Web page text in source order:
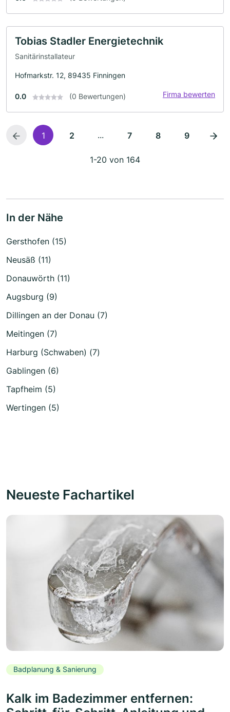
Tobias Stadler Energietechnik
Sanitärinstallateur
Hofmarkstr. 12, 89435 Finningen
0.0 (0 Bewertungen) Firma bewerten
1 2 ... 7 8 9
1-20 von 164
In der Nähe
Gersthofen (15)
Neusäß (11)
Donauwörth (11)
Augsburg (9)
Dillingen an der Donau (7)
Meitingen (7)
Harburg (Schwaben) (7)
Gablingen (6)
Tapfheim (5)
Wertingen (5)
Neueste Fachartikel
Badplanung & Sanierung
Kalk im Badezimmer entfernen: